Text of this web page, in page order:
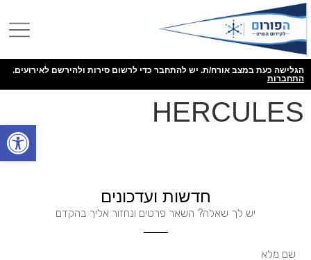
הגלישה כעת במצב אורח/ת. יש להתחבר כדי לרשום סירות ולהירשם לאירועים.
התחברות
HERCULES
חדשות ועדכונים
יש לך שאלה? השאר פרטים ונחזור אליך בהקדם